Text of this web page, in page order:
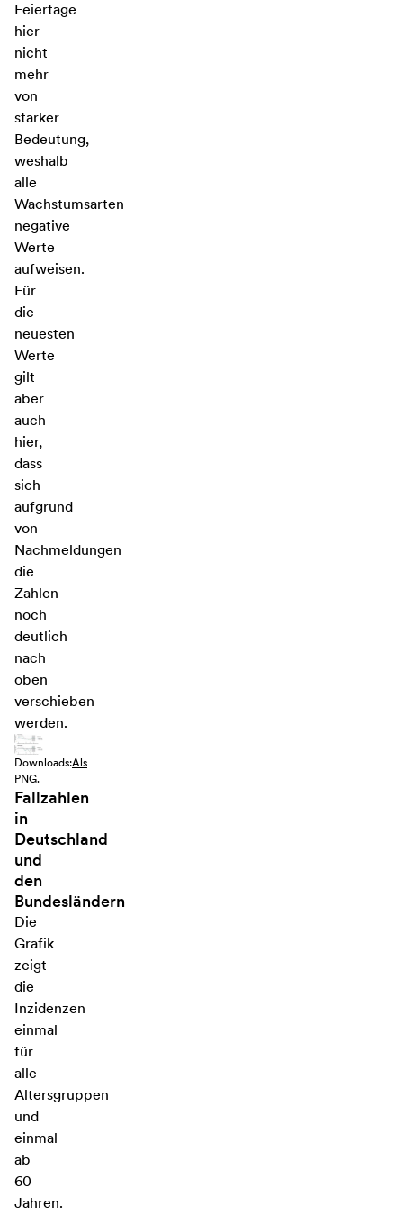
Feiertage
hier
nicht
mehr
von
starker
Bedeutung,
weshalb
alle
Wachstumsarten
negative
Werte
aufweisen.
Für
die
neuesten
Werte
gilt
aber
auch
hier,
dass
sich
aufgrund
von
Nachmeldungen
die
Zahlen
noch
deutlich
nach
oben
verschieben
werden.
Downloads:Als
PNG.
Fallzahlen
in
Deutschland
und
den
Bundesländern
Die
Grafik
zeigt
die
Inzidenzen
einmal
für
alle
Altersgruppen
und
einmal
ab
60
Jahren.